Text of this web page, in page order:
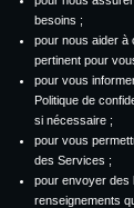
besoins ;
pour nous aider à
pertinent pour
pour vous
Politique de
si nécessaire ;
pour vous
des Services ;
pour envoyer des
renseignements